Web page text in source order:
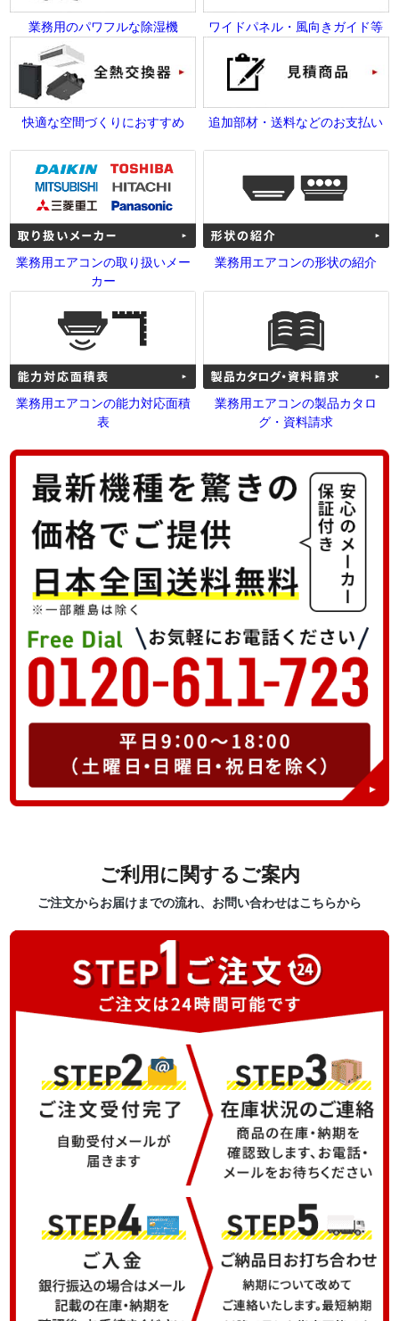
業務用のパワフルな除湿機 ワイドパネル・風向きガイド等
快適な空間づくりにおすすめ 追加部材・送料などのお支払い
業務用エアコンの取り扱いメー
カー
業務用エアコンの形状の紹介
業務用エアコンの能力対応面積
表
業務用エアコンの製品カタロ
グ・資料請求
ご利用に関するご案内
ご注文からお届けまでの流れ、お問い合わせはこちらから